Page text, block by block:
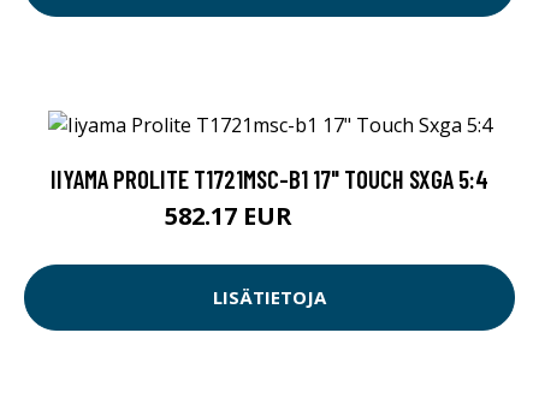
IIYAMA PROLITE T1721MSC-B1 17" TOUCH SXGA 5:4
582.17 EUR
LISÄTIETOJA